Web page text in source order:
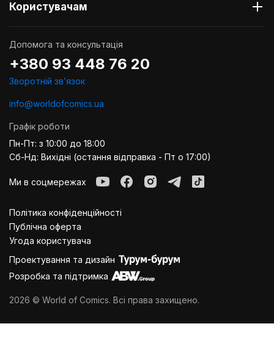
Користувачам
Допомога та консультація
+380 93 448 76 20
Зворотній звʼязок
info@worldofcomics.ua
Графік роботи
Пн-Пт: з 10:00 до 18:00
Сб-Нд: Вихідні (остання відправка - Пт о 17:00)
Ми в соцмережах
Політика конфіденційності
Публiчна оферта
Угода користувача
Проектування та дизайн
Розробка та підтримка
2026 © World of Comics. Всі права захищено.